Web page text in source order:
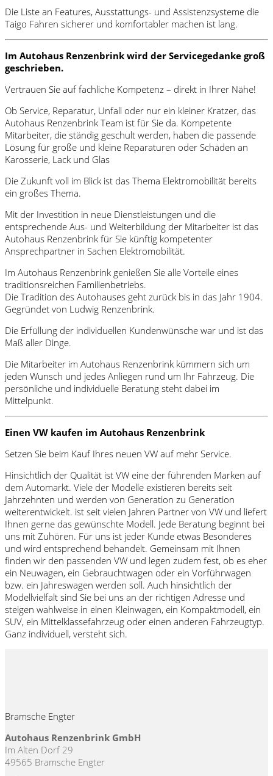
Die Liste an Features, Ausstattungs- und Assistenzsysteme die
Taigo Fahren sicherer und komfortabler machen ist lang.
Im Autohaus Renzenbrink wird der Servicegedanke groß
geschrieben.
Vertrauen Sie auf fachliche Kompetenz – direkt in Ihrer Nähe!
Ob Service, Reparatur, Unfall oder nur ein kleiner Kratzer, das
Autohaus Renzenbrink Team ist für Sie da. Kompetente
Mitarbeiter, die ständig geschult werden, haben die passende
Lösung für große und kleine Reparaturen oder Schäden an
Karosserie, Lack und Glas
Die Zukunft voll im Blick ist das Thema Elektromobilität bereits
ein großes Thema.
Mit der Investition in neue Dienstleistungen und die
entsprechende Aus- und Weiterbildung der Mitarbeiter ist das
Autohaus Renzenbrink für Sie künftig kompetenter
Ansprechpartner in Sachen Elektromobilität.
Im Autohaus Renzenbrink genießen Sie alle Vorteile eines
traditionsreichen Familienbetriebs.
Die Tradition des Autohauses geht zurück bis in das Jahr 1904.
Gegründet von Ludwig Renzenbrink.
Die Erfüllung der individuellen Kundenwünsche war und ist das
Maß aller Dinge.
Die Mitarbeiter im Autohaus Renzenbrink kümmern sich um
jeden Wunsch und jedes Anliegen rund um Ihr Fahrzeug. Die
persönliche und individuelle Beratung steht dabei im
Mittelpunkt.
Einen VW kaufen im Autohaus Renzenbrink
Setzen Sie beim Kauf Ihres neuen VW auf mehr Service.
Hinsichtlich der Qualität ist VW eine der führenden Marken auf
dem Automarkt. Viele der Modelle existieren bereits seit
Jahrzehnten und werden von Generation zu Generation
weiterentwickelt. ist seit vielen Jahren Partner von VW und liefert
Ihnen gerne das gewünschte Modell. Jede Beratung beginnt bei
uns mit Zuhören. Für uns ist jeder Kunde etwas Besonderes
und wird entsprechend behandelt. Gemeinsam mit Ihnen
finden wir den passenden VW und legen zudem fest, ob es eher
ein Neuwagen, ein Gebrauchtwagen oder ein Vorführwagen
bzw. ein Jahreswagen werden soll. Auch hinsichtlich der
Modellvielfalt sind Sie bei uns an der richtigen Adresse und
steigen wahlweise in einen Kleinwagen, ein Kompaktmodell, ein
SUV, ein Mittelklassefahrzeug oder einen anderen Fahrzeugtyp.
Ganz individuell, versteht sich.
Bramsche Engter
Autohaus Renzenbrink GmbH
Im Alten Dorf 29
49565 Bramsche Engter